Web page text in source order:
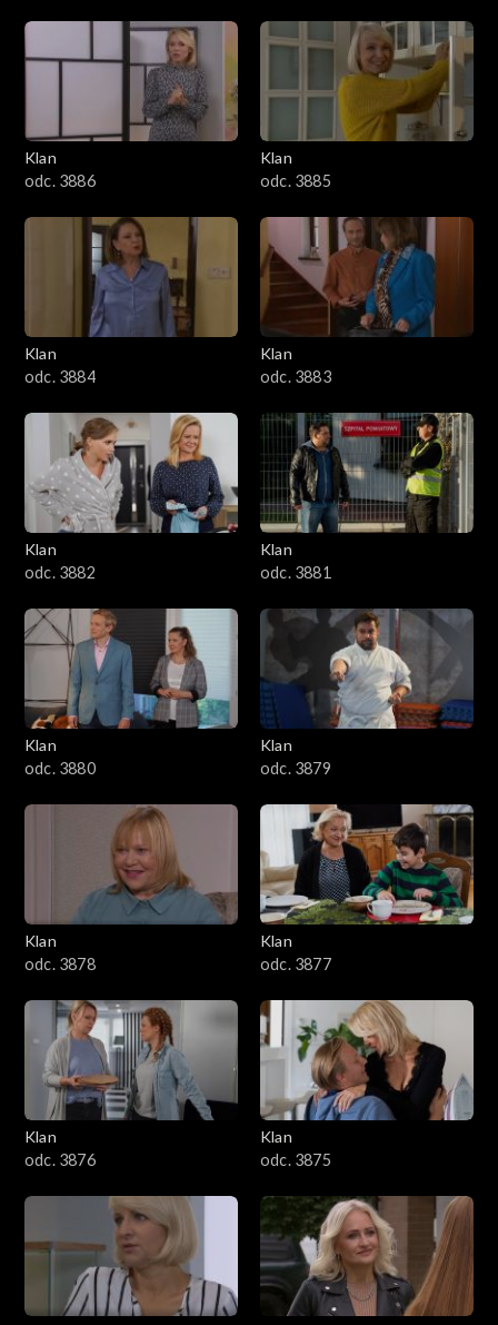
2201–2300
2001–2100
1901–2000
1801–1900
1701–1800
1601–1700
1501–1600
1401–1500
1301–1400
1201–1300
1101–1200
1001–1100
901–1000
801–900
601–700
501–600
401–500
301–400
201–300
101–200
1–100
Klan
odc. 3886
Klan
odc. 3885
Klan
odc. 3884
Klan
odc. 3883
Klan
odc. 3882
Klan
odc. 3881
Klan
odc. 3880
Klan
odc. 3879
Klan
odc. 3878
Klan
odc. 3877
Klan
odc. 3876
Klan
odc. 3875